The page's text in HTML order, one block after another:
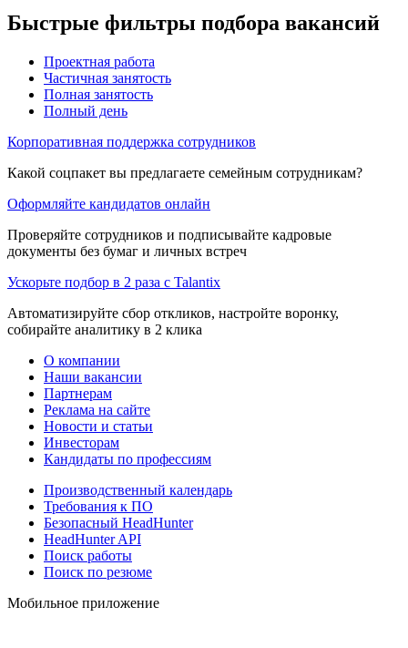
Быстрые фильтры подбора вакансий
Проектная работа
Частичная занятость
Полная занятость
Полный день
Корпоративная поддержка сотрудников
Какой соцпакет вы предлагаете семейным сотрудникам?
Оформляйте кандидатов онлайн
Проверяйте сотрудников и подписывайте кадровые
документы без бумаг и личных встреч
Ускорьте подбор в 2 раза с Talantix
Автоматизируйте сбор откликов, настройте воронку,
собирайте аналитику в 2 клика
О компании
Наши вакансии
Партнерам
Реклама на сайте
Новости и статьи
Инвесторам
Кандидаты по профессиям
Производственный календарь
Требования к ПО
Безопасный HeadHunter
HeadHunter API
Поиск работы
Поиск по резюме
Мобильное приложение